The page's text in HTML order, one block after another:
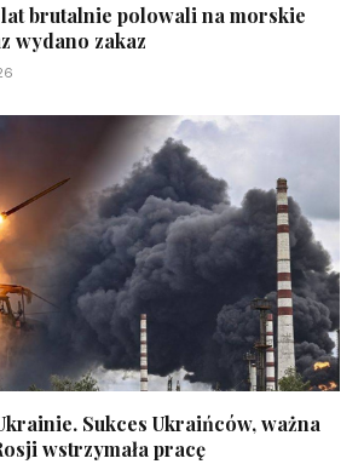
brutalnie polowali na morskie
wydano zakaz
Sukces Ukraińców, ważna
wstrzymała pracę